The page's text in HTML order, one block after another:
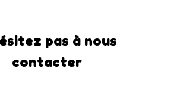
pas à nous
contacter